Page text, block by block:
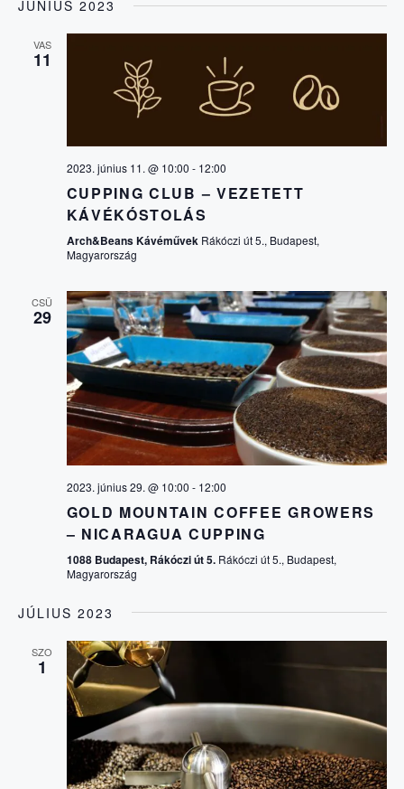
JÚNIUS 2023
VAS
11
2023. június 11. @ 10:00 - 12:00
CUPPING CLUB – VEZETETT
KÁVÉKÓSTOLÁS
Arch&Beans Kávéművek Rákóczi út 5., Budapest,
Magyarország
CSÜ
29
2023. június 29. @ 10:00 - 12:00
GOLD MOUNTAIN COFFEE GROWERS
– NICARAGUA CUPPING
1088 Budapest, Rákóczi út 5. Rákóczi út 5., Budapest,
Magyarország
JÚLIUS 2023
SZO
1